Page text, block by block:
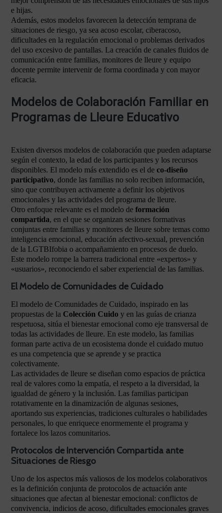
e hijas.
Además, estos modelos favorecen la detección temprana de
situaciones de riesgo, ya sea acoso escolar, ciberacoso,
dificultades en la regulación emocional o problemas derivados
del uso excesivo de pantallas. La creación de canales fluidos de
comunicación entre familias, monitores de lleure y equipo
docente permite intervenir de forma coordinada y con mayor
eficacia.
Modelos de Colaboración Familiar en
Programas de Lleure Educativo
Existen diversos modelos de colaboración que pueden adaptarse
según el contexto, la edad de los participantes y los recursos
disponibles. El modelo más extendido es el de co-diseño
participativo, donde las familias no solo reciben información,
sino que contribuyen activamente a definir los objetivos
emocionales y las actividades del programa de lleure.
Otro enfoque relevante es el modelo de formación
compartida, en el que se organizan sesiones formativas
conjuntas entre familias y monitores de lleure sobre temas como
inteligencia emocional, educación afectivo-sexual, prevención
de la LGTBIfobia o acompañamiento en procesos de duelo.
Este modelo rompe la barrera tradicional entre «expertos» y
«usuarios», reconociendo el saber experiencial de las familias.
El Modelo de Comunidades de Cuidado
El modelo de Comunidades de Cuidado, inspirado en las
propuestas de la Colección Cuido y en las guías de crianza
respetuosa, sitúa el bienestar emocional como eje transversal de
todas las actividades de lleure. En este modelo, las familias
forman parte activa de un ecosistema donde el cuidado mutuo
es una competencia que se aprende y se practica
colectivamente.
Las actividades de lleure se diseñan como espacios de práctica
real de valores como la empatía, el respeto a la diversidad, la
igualdad de género y la inclusión. Las familias participan
rotativamente en la dinamización de algunas sesiones,
aportando sus experiencias, tradiciones culturales o habilidades
personales, lo que enriquece enormemente el programa y
fortalece los lazos comunitarios.
Protocolos de Intervención Compartida ante
Situaciones de Riesgo
Uno de los aspectos más valiosos de los modelos colaborativos
es la definición conjunta de protocolos de actuación ante
situaciones que afectan al bienestar emocional: conflictos de
convivencia, indicios de acoso, dificultades emocionales graves